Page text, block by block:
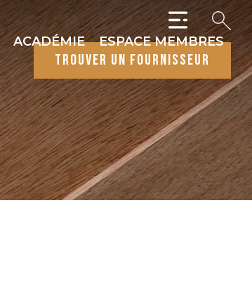
ACADÉMIE ESPACE MEMBRES
trouver un fournisseur